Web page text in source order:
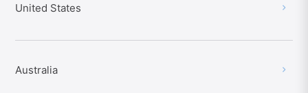
United States
Australia